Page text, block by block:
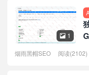
 1
烟雨黑帽SEO 阅读(2102)